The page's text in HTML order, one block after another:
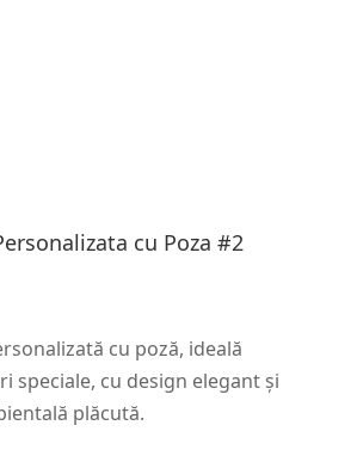
cu Poza #2
cu poză, ideală
speciale, cu design elegant și
plăcută.